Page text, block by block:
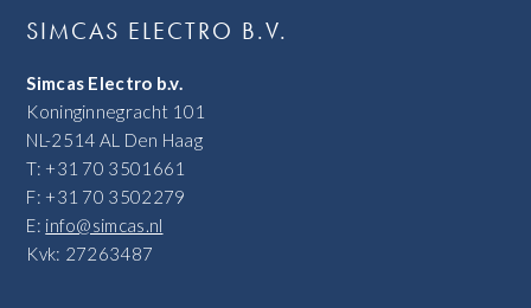
SIMCAS ELECTRO B.V.
Simcas Electro b.v.
Koninginnegracht 101
NL-2514 AL Den Haag
T: +31 70 3501661
F: +31 70 3502279
E: info@simcas.nl
Kvk: 27263487